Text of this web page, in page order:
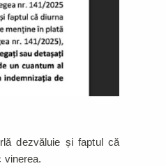
dezvăluie și faptul că
vinerea.